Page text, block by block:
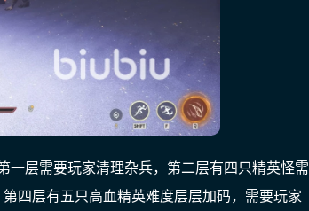
一层需要玩家清理杂兵，第二层有四只精英怪需
四层有五只高血精英难度层层加码，需要玩家